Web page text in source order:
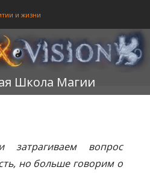
и жизни
Школа Магии
затрагиваем вопрос
но больше говорим о